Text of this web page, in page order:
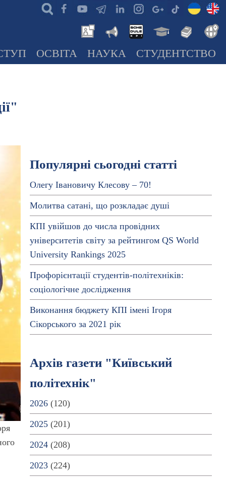
ОСВІТА НАУКА СТУДЕНТСТВО
Популярні сьогодні статті
Олегу Івановичу Клесову – 70!
Молитва сатані, що розкладає душі
КПІ увійшов до числа провідних
університетів світу за рейтингом QS World
University Rankings 2025
Профорієнтації студентів-політехніків:
соціологічне дослідження
Виконання бюджету КПІ імені Ігоря
Сікорського за 2021 рік
Архів газети "Київський
політехнік"
2026(120)
2025(201)
2024(208)
2023(224)